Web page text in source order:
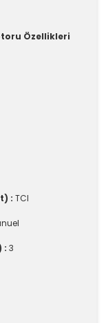
Özellikleri
: TCI
: 3